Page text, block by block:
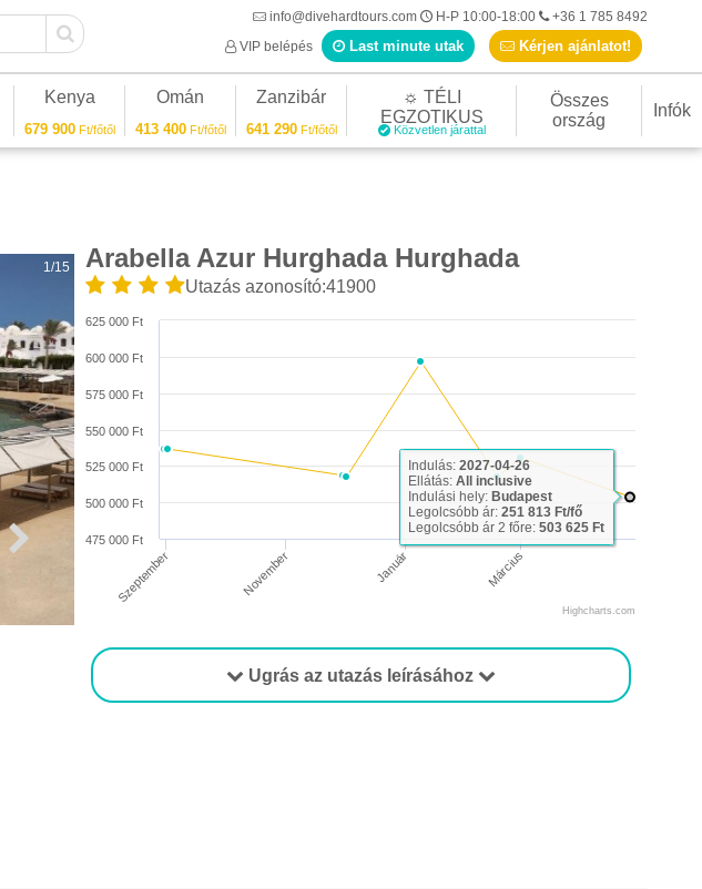
info@divehardtours.com H-P 10:00-18:00
+36 1 785 8492
VIP belépés
Last minute utak Kérjen ajánlatot!
Kenya
679 900Ft/főtől
Omán
413 400Ft/főtől
Zanzibár
641 290Ft/főtől
☼ TÉLI
EGZOTIKUS
Közvetlen járattal
Összes
ország
Infók
Arabella Azur Hurghada Hurghada
Utazás azonosító:41900
Szeptember November Január Március
475 000 Ft
500 000 Ft
525 000 Ft
550 000 Ft
575 000 Ft
600 000 Ft
625 000 Ft
Highcharts.com
Indulás:2027-04-26
Ellátás:All inclusive
Indulási hely: Budapest
Legolcsóbb ár:251 813 Ft/fő
Legolcsóbb ár 2 főre:503 625 Ft
Ugrás az utazás leírásához
1/15